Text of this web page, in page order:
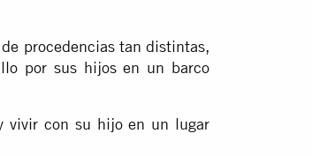
procedencias tan distintas,
por sus hijos en un barco
vivir con su hijo en un lugar